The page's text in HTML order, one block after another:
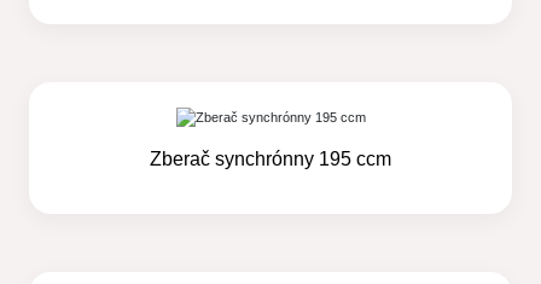
Zberač synchrónny 195 ccm